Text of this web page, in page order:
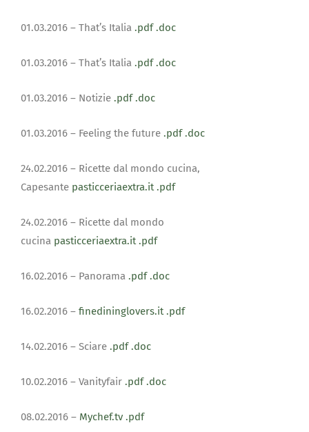
01.03.2016 – That’s Italia .pdf .doc
01.03.2016 – That’s Italia .pdf .doc
01.03.2016 – Notizie .pdf .doc
01.03.2016 – Feeling the future .pdf .doc
24.02.2016 – Ricette dal mondo cucina,
Capesante pasticceriaextra.it .pdf
24.02.2016 – Ricette dal mondo
cucina pasticceriaextra.it .pdf
16.02.2016 – Panorama .pdf .doc
16.02.2016 – finedininglovers.it .pdf
14.02.2016 – Sciare .pdf .doc
10.02.2016 – Vanityfair .pdf .doc
08.02.2016 – Mychef.tv .pdf